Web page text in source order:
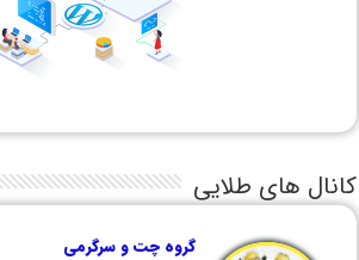
کانال های طلایی
گروه چت و سرگرمی